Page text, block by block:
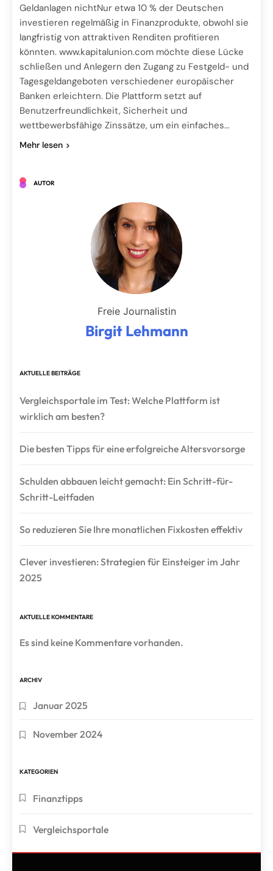
Geldanlagen nichtNur etwa 10 % der Deutschen
investieren regelmäßig in Finanzprodukte, obwohl sie
langfristig von attraktiven Renditen profitieren
könnten. www.kapitalunion.com möchte diese Lücke
schließen und Anlegern den Zugang zu Festgeld- und
Tagesgeldangeboten verschiedener europäischer
Banken erleichtern. Die Plattform setzt auf
Benutzerfreundlichkeit, Sicherheit und
wettbewerbsfähige Zinssätze, um ein einfaches…
Mehr lesen
AUTOR
Freie Journalistin
Birgit Lehmann
AKTUELLE BEITRÄGE
Vergleichsportale im Test: Welche Plattform ist
wirklich am besten?
Die besten Tipps für eine erfolgreiche Altersvorsorge
Schulden abbauen leicht gemacht: Ein Schritt-für-
Schritt-Leitfaden
So reduzieren Sie Ihre monatlichen Fixkosten effektiv
Clever investieren: Strategien für Einsteiger im Jahr
2025
AKTUELLE KOMMENTARE
Es sind keine Kommentare vorhanden.
ARCHIV
Januar 2025
November 2024
KATEGORIEN
Finanztipps
Vergleichsportale